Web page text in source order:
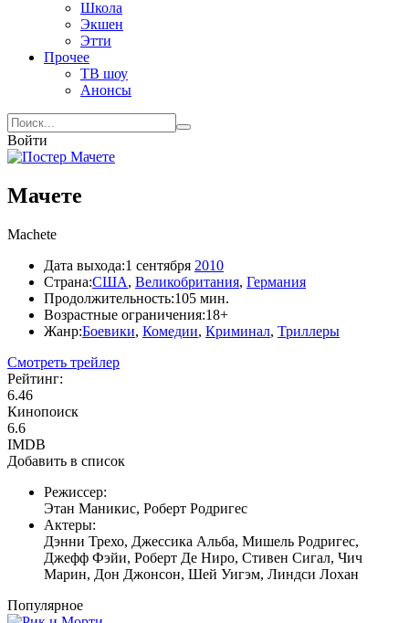
Школа
Экшен
Этти
Прочее
ТВ шоу
Анонсы
Войти
Мачете
Machete
Дата выхода:1 сентября 2010
Страна:США, Великобритания, Германия
Продолжительность:105 мин.
Возрастные ограничения:18+
Жанр:Боевики, Комедии, Криминал, Триллеры
Смотреть трейлер
Рейтинг:
6.46
Кинопоиск
6.6
IMDB
Добавить в список
Режиссер:
Этан Маникис, Роберт Родригес
Актеры:
Дэнни Трехо, Джессика Альба, Мишель Родригес,
Джефф Фэйи, Роберт Де Ниро, Стивен Сигал, Чич
Марин, Дон Джонсон, Шей Уигэм, Линдси Лохан
Популярное